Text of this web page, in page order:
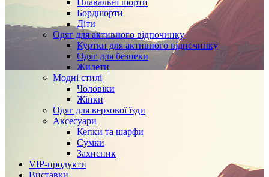
Плавальні шорти
Бордшорти
Діти
Одяг для активного відпочинку
Куртки для активного відпочинку
Одяг для безпеки
Жилети
Модні стилі
Чоловіки
Жінки
Одяг для верхової їзди
Аксесуари
Кепки та шарфи
Сумки
Захисник
VIP-продукти
Виставки